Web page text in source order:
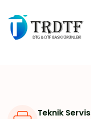
Teknik Servis